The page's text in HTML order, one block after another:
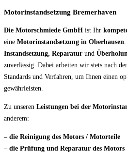
Motorinstandsetzung Bremerhaven
Die Motorschmiede GmbH ist Ihr
eine Motorinstandsetzung in Oberhausen
Instandsetzung, Reparatur und
zuverlässig. Dabei arbeiten wir stets nach
Standards und Verfahren, um Ihnen einen
gewährleisten.
Zu unseren Leistungen bei der
anderem:
– die Reinigung des Motors / Motorteile
– die Prüfung und Reparatur des Motors